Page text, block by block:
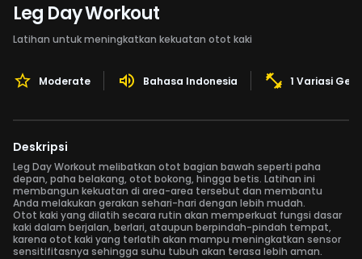
Leg Day Workout
Latihan untuk meningkatkan kekuatan otot kaki
Moderate Bahasa Indonesia 1 Variasi
Deskripsi
Leg Day Workout melibatkan otot bagian bawah seperti paha
depan, paha belakang, otot bokong, hingga betis. Latihan ini
membangun kekuatan di area-area tersebut dan membantu
Anda melakukan gerakan sehari-hari dengan lebih mudah.
Otot kaki yang dilatih secara rutin akan memperkuat fungsi dasar
kaki dalam berjalan, berlari, ataupun berpindah-pindah tempat,
karena otot kaki yang terlatih akan mampu meningkatkan sensor
sensitifitasnya sehingga suhu tubuh akan terasa lebih aman.